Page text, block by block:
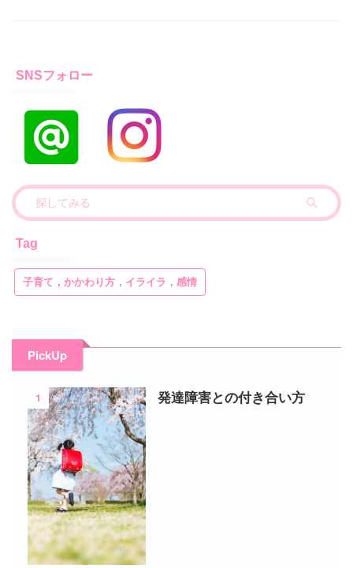
SNSフォロー
Tag
子育て，かかわり方，イライラ，感情
PickUp
1 発達障害との付き合い方